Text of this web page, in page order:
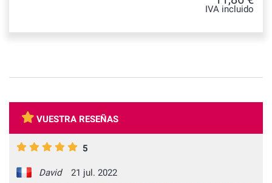
IVA incluido
VUESTRA RESEÑAS
5
David
21 jul. 2022